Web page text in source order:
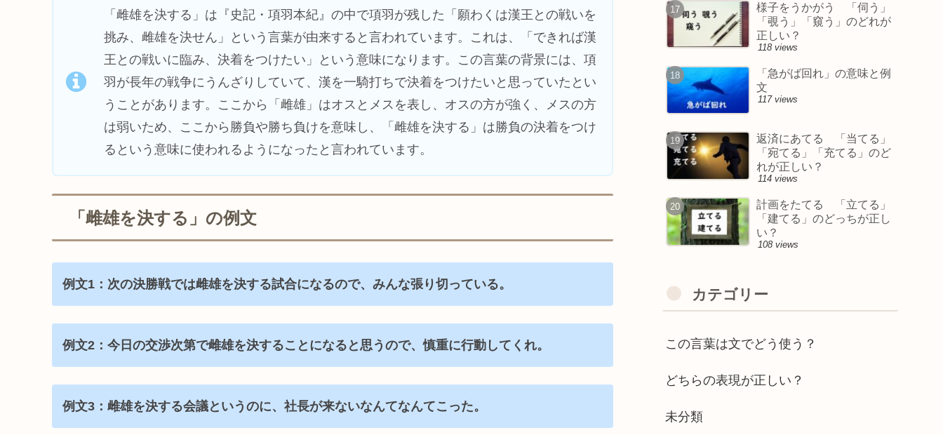
「雌雄を決する」は『史記・項羽本紀』の中で項羽が残した「願わくは漢王との戦いを
挑み、雌雄を決せん」という言葉が由来すると言われています。これは、「できれば漢
王との戦いに臨み、決着をつけたい」という意味になります。この言葉の背景には、項
羽が長年の戦争にうんざりしていて、漢を一騎打ちで決着をつけたいと思っていたとい
うことがあります。ここから「雌雄」はオスとメスを表し、オスの方が強く、メスの方
は弱いため、ここから勝負や勝ち負けを意味し、「雌雄を決する」は勝負の決着をつけ
るという意味に使われるようになったと言われています。
「雌雄を決する」の例文
例文1：次の決勝戦では雌雄を決する試合になるので、みんな張り切っている。
例文2：今日の交渉次第で雌雄を決することになると思うので、慎重に行動してくれ。
例文3：雌雄を決する会議というのに、社長が来ないなんてなんてこった。
様子をうかがう 「伺う」
「覗う」「窺う」のどれが
正しい？
118 views
「急がば回れ」の意味と例
文
117 views
返済にあてる 「当てる」
「宛てる」「充てる」のど
れが正しい？
114 views
計画をたてる 「立てる」
「建てる」のどっちが正し
い？
108 views
カテゴリー
この言葉は文でどう使う？
どちらの表現が正しい？
未分類